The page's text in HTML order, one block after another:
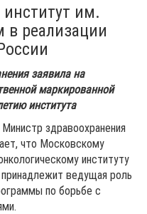
им.
в реализации
заявила на
маркированной
института
здравоохранения
что Московскому
институту
ведущая роль
по борьбе с